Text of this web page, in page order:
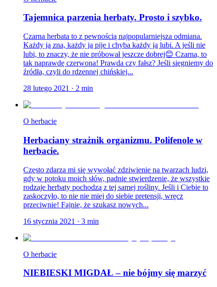
Tajemnica parzenia herbaty. Prosto i szybko.
Czarna herbata to z pewnością najpopularniejsza odmiana.
Każdy ją zna, każdy ją pije i chyba każdy ją lubi. A jeśli nie
lubi, to znaczy, że nie próbował jeszcze dobrej😊 Czarna, to
tak naprawdę czerwona! Prawda czy fałsz? Jeśli sięgniemy do
źródła, czyli do rdzennej chińskiej...
28 lutego 2021 · 2 min
O herbacie
Herbaciany strażnik organizmu. Polifenole w
herbacie.
Często zdarza mi się wywołać zdziwienie na twarzach ludzi,
gdy w potoku moich słów, padnie stwierdzenie, że wszystkie
rodzaje herbaty pochodzą z tej samej rośliny. Jeśli i Ciebie to
zaskoczyło, to nie nie miej do siebie pretensji, wręcz
przeciwnie! Fajnie, że szukasz nowych...
16 stycznia 2021 · 3 min
O herbacie
NIEBIESKI MIGDAŁ – nie bójmy się marzyć